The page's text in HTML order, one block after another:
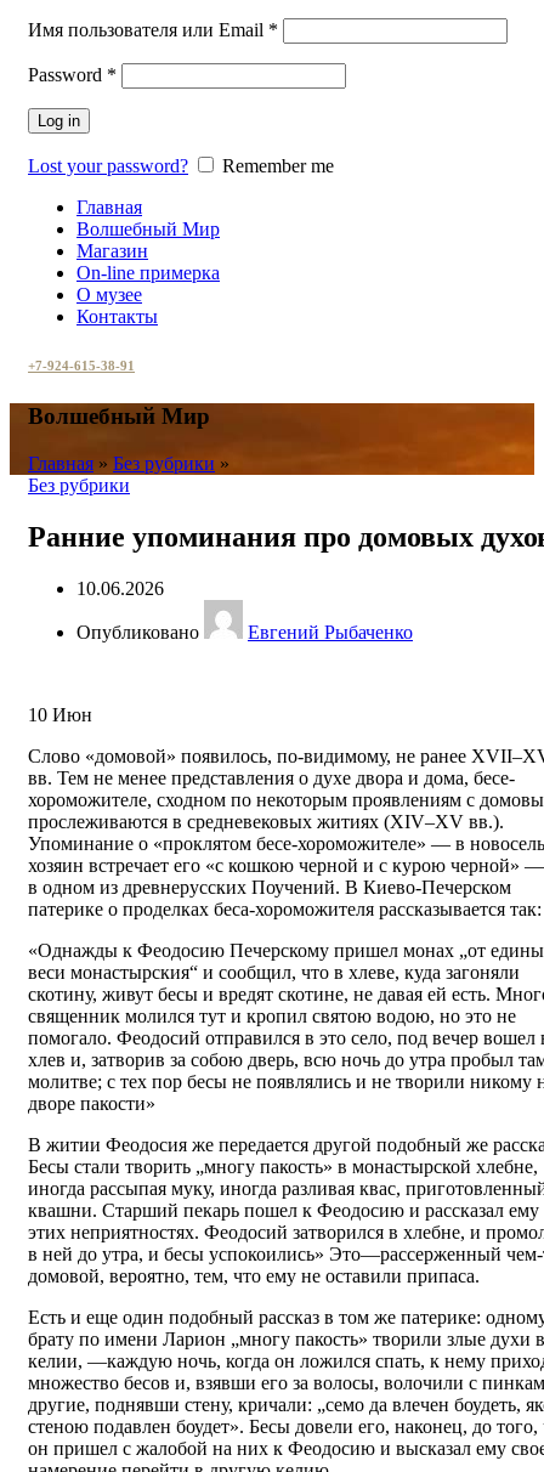
Имя пользователя или Email *
Password *
Log in
Lost your password?
Remember me
Главная
Волшебный Мир
Магазин
On-line примерка
О музее
Контакты
+7-924-615-38-91
Волшебный Мир
Главная » Без рубрики »
Без рубрики
Ранние упоминания про домовых
10.06.2026
Опубликовано Евгений Рыбаченко
10 Июн
Слово «домовой» появилось, по-видимому, не ранее
вв. Тем не менее представления о духе двора и дома, бесе-
хороможителе, сходном по некоторым проявлениям с
прослеживаются в средневековых житиях (XIV–XV вв.).
Упоминание о «проклятом бесе-хороможителе» — в
хозяин встречает его «с кошкою черной и с курою черной» —
в одном из древнерусских Поучений. В Киево-Печерском
патерике о проделках беса-хороможителя рассказывается так:
«Однажды к Феодосию Печерскому пришел монах „от
веси монастырския“ и сообщил, что в хлеве, куда загоняли
скотину, живут бесы и вредят скотине, не давая ей есть.
священник молился тут и кропил святою водою, но это не
помогало. Феодосий отправился в это село, под вечер вошел
хлев и, затворив за собою дверь, всю ночь до утра пробыл
молитве; с тех пор бесы не появлялись и не творили никому
дворе пакости»
В житии Феодосия же передается другой подобный же
Бесы стали творить „многу пакость» в монастырской хлебне,
иногда рассыпая муку, иногда разливая квас,
квашни. Старший пекарь пошел к Феодосию и рассказал ему
этих неприятностях. Феодосий затворился в хлебне, и
в ней до утра, и бесы успокоились» Это—рассерженный
домовой, вероятно, тем, что ему не оставили припаса.
Есть и еще один подобный рассказ в том же патерике:
брату по имени Ларион „многу пакость» творили злые духи в
келии, —каждую ночь, когда он ложился спать, к нему
множество бесов и, взявши его за волосы, волочили с
другие, поднявши стену, кричали: „семо да влечен боудеть,
стеною подавлен боудет». Бесы довели его, наконец, до того,
он пришел с жалобой на них к Феодосию и высказал ему